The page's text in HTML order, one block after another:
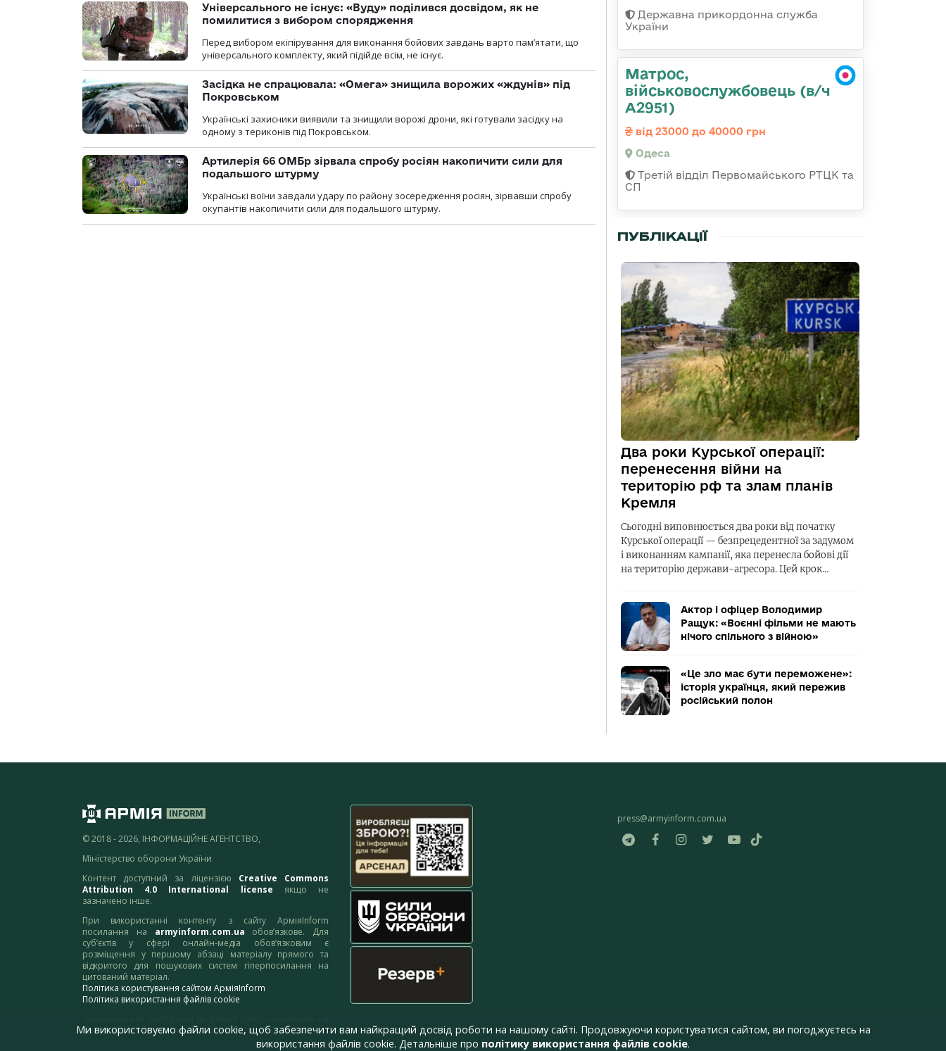
Універсального не існує: «Вуду» поділився досвідом, як не
помилитися з вибором спорядження
Перед вибором екіпірування для виконання бойових завдань варто пам’ятати, що
універсального комплекту, який підійде всім, не існує.
Засідка не спрацювала: «Омега» знищила ворожих «ждунів» під
Покровськом
Українські захисники виявили та знищили ворожі дрони, які готували засідку на
одному з териконів під Покровськом.
Артилерія 66 ОМБр зірвала спробу росіян накопичити сили для
подальшого штурму
Українські воїни завдали удару по району зосередження росіян, зірвавши спробу
окупантів накопичити сили для подальшого штурму.
Державна прикордонна служба
України
Матрос,
військовослужбовець (в/ч
А2951)
від 23000 до 40000 грн
Одеса
Третій відділ Первомайського РТЦК та
СП
ПУБЛІКАЦІЇ
Два роки Курської операції:
перенесення війни на
територію рф та злам планів
Кремля
Сьогодні виповнюється два роки від початку
Курської операції — безпрецедентної за задумом
і виконанням кампанії, яка перенесла бойові дії
на територію держави-агресора. Цей крок…
Актор і офіцер Володимир
Ращук: «Воєнні фільми не мають
нічого спільного з війною»
«Це зло має бути переможене»:
історія українця, який пережив
російський полон
© 2018 - 2026, ІНФОРМАЦІЙНЕ АГЕНТСТВО,
Міністерство оборони України
Контент доступний за ліцензією Creative Commons
Attribution 4.0 International license якщо не
зазначено інше.
При використанні контенту з сайту АрміяInform
посилання на armyinform.com.ua обов’язкове. Для
суб’єктів у сфері онлайн-медіа обов’язковим є
розміщення у першому абзаці матеріалу прямого та
відкритого для пошукових систем гіперпосилання на
цитований матеріал.
Політика користування сайтом АрміяInform
Політика використання файлів cookie
адресу:webmaster@armyinform.com.ua
press@armyinform.com.ua
Ми використовуємо файли cookie, щоб забезпечити вам найкращий досвід роботи на нашому сайті. Продовжуючи користуватися сайтом, ви погоджуєтесь на
використання файлів cookie. Детальніше про політику використання файлів cookie.